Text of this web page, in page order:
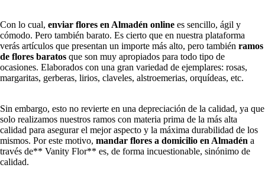
Con lo cual, enviar flores en Almadén online es sencillo, ágil y
cómodo. Pero también barato. Es cierto que en nuestra plataforma
verás artículos que presentan un importe más alto, pero también ramos
de flores baratos que son muy apropiados para todo tipo de
ocasiones. Elaborados con una gran variedad de ejemplares: rosas,
margaritas, gerberas, lirios, claveles, alstroemerias, orquídeas, etc.
Sin embargo, esto no revierte en una depreciación de la calidad, ya que
solo realizamos nuestros ramos con materia prima de la más alta
calidad para asegurar el mejor aspecto y la máxima durabilidad de los
mismos. Por este motivo, mandar flores a domicilio en Almadén a
través de** Vanity Flor** es, de forma incuestionable, sinónimo de
calidad.